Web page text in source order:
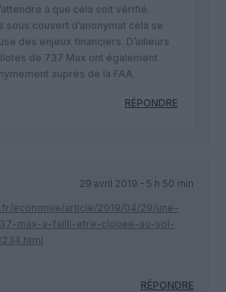
à que cela soit vérifié.
sous couvert d’anonymat cela se
des enjeux financiers. D’ailleurs
de 737 Max ont également
auprès de la FAA.
RÉPONDRE
29 avril 2019 - 5 h 50 min
economie/article/2019/04/29/une-
max-a-failli-etre-clouee-au-sol-
RÉPONDRE